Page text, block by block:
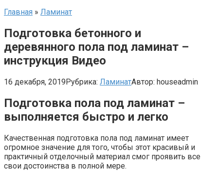
Главная » Ламинат
Подготовка бетонного и
деревянного пола под ламинат –
инструкция Видео
16 декабря, 2019Рубрика: ЛаминатАвтор: houseadmin
Подготовка пола под ламинат –
выполняется быстро и легко
Качественная подготовка пола под ламинат имеет
огромное значение для того, чтобы этот красивый и
практичный отделочный материал смог проявить все
свои достоинства в полной мере.